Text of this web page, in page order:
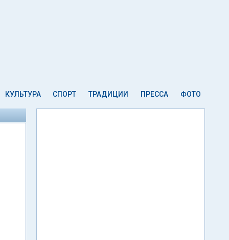
КУЛЬТУРА СПОРТ ТРАДИЦИИ ПРЕССА ФОТО